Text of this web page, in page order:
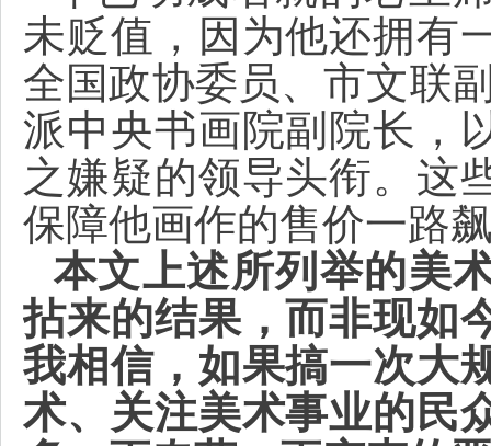
未贬值，因为他还拥有
全国政协委员、市文联
派中央书画院副院长，
之嫌疑的领导头衔。这
保障他画作的售价一路
本文上述所列举的美
拈来的结果，而非现如
我相信，如果搞一次大
术、关注美术事业的民